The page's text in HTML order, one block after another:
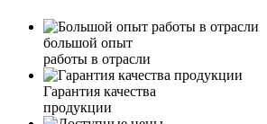
большой опыт
работы в отрасли
Гарантия качества
продукции